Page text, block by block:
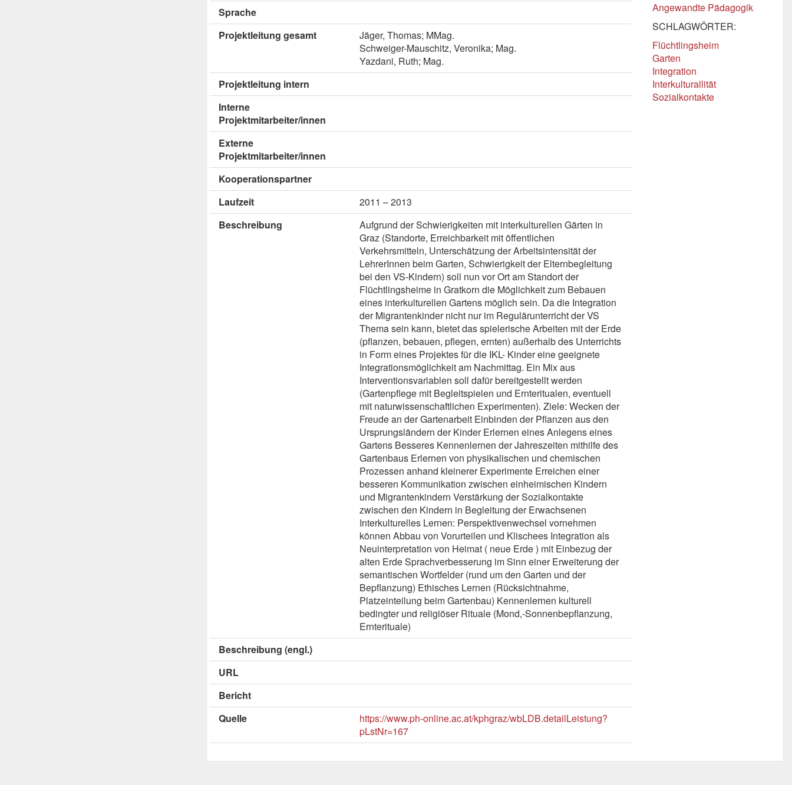
Sprache
Projektleitung gesamt
Jäger, Thomas; MMag.
Schweiger-Mauschitz, Veronika; Mag.
Yazdani, Ruth; Mag.
Projektleitung intern
Interne
Projektmitarbeiter/innen
Externe
Projektmitarbeiter/innen
Kooperationspartner
Laufzeit
2011 – 2013
Beschreibung
Aufgrund der Schwierigkeiten mit interkulturellen Gärten in
Graz (Standorte, Erreichbarkeit mit öffentlichen
Verkehrsmitteln, Unterschätzung der Arbeitsintensität der
LehrerInnen beim Garten, Schwierigkeit der Elternbegleitung
bei den VS-Kindern) soll nun vor Ort am Standort der
Flüchtlingsheime in Gratkorn die Möglichkeit zum Bebauen
eines interkulturellen Gartens möglich sein. Da die Integration
der Migrantenkinder nicht nur im Regulärunterricht der VS
Thema sein kann, bietet das spielerische Arbeiten mit der Erde
(pflanzen, bebauen, pflegen, ernten) außerhalb des Unterrichts
in Form eines Projektes für die IKL- Kinder eine geeignete
Integrationsmöglichkeit am Nachmittag. Ein Mix aus
Interventionsvariablen soll dafür bereitgestellt werden
(Gartenpflege mit Begleitspielen und Ernteritualen, eventuell
mit naturwissenschaftlichen Experimenten). Ziele: Wecken der
Freude an der Gartenarbeit Einbinden der Pflanzen aus den
Ursprungsländern der Kinder Erlernen eines Anlegens eines
Gartens Besseres Kennenlernen der Jahreszeiten mithilfe des
Gartenbaus Erlernen von physikalischen und chemischen
Prozessen anhand kleinerer Experimente Erreichen einer
besseren Kommunikation zwischen einheimischen Kindern
und Migrantenkindern Verstärkung der Sozialkontakte
zwischen den Kindern in Begleitung der Erwachsenen
Interkulturelles Lernen: Perspektivenwechsel vornehmen
können Abbau von Vorurteilen und Klischees Integration als
Neuinterpretation von Heimat ( neue Erde ) mit Einbezug der
alten Erde Sprachverbesserung im Sinn einer Erweiterung der
semantischen Wortfelder (rund um den Garten und der
Bepflanzung) Ethisches Lernen (Rücksichtnahme,
Platzeinteilung beim Gartenbau) Kennenlernen kulturell
bedingter und religiöser Rituale (Mond,-Sonnenbepflanzung,
Ernterituale)
Beschreibung (engl.)
URL
Bericht
Quelle
https://www.ph-online.ac.at/kphgraz/wbLDB.detailLeistung?
pLstNr=167
Angewandte Pädagogik
SCHLAGWÖRTER:
Flüchtlingsheim
Garten
Integration
Interkulturallität
Sozialkontakte